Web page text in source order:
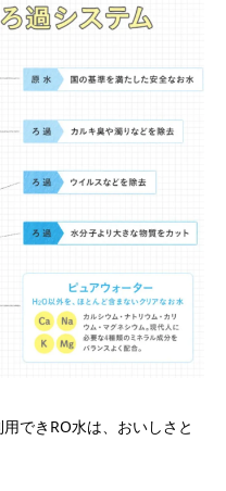
できRO水は、おいしさと